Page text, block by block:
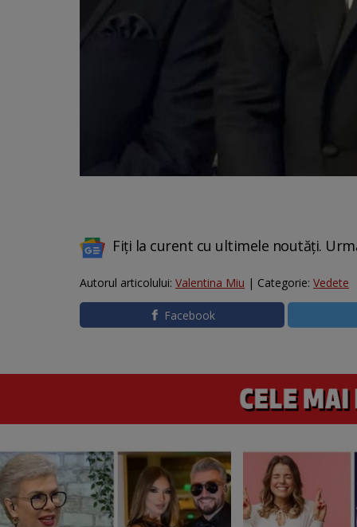
Fiți la curent cu ultimele noutăți.
Autorul articolului: Valentina Miu | Categorie: Vedete
Facebook